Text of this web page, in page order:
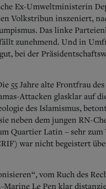
Ex-Umweltministerin
Volkstribun inszeniert,
Das linke
zunehmend. Und in
bei der
55 Jahre alte Frontfrau
Attacken glasklar auf
des Islamismus,
neben dem jungen RN-
Quartier Latin – sehr zum
war nicht begeistert
vom Ruch des
Marine Le Pen klar